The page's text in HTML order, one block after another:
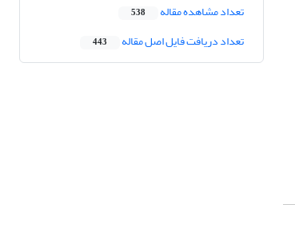
تعداد مشاهده مقاله 538
تعداد دریافت فایل اصل مقاله 443